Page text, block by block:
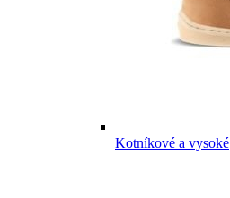
Kotníkové a vysoké